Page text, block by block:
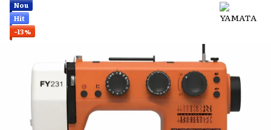
Nou
Hit
−13%